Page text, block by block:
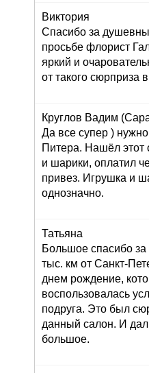
Виктория
Спасибо за
просьбе флорист
яркий и
от такого сюрприза
Круглов Вадим
Да все супер )
Питера. Нашёл этот
и шарики, оплатил
привез. Игрушка и
однозначно.
Татьяна
Большое спасибо
тыс. км от Санкт-
днем рождение,
воспользовалась
подруга. Это был
данный салон. И
большое.